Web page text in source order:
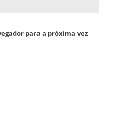
para a próxima vez